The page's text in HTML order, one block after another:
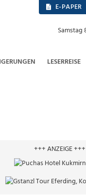
E-PAPER
Samstag
LESERREISE
+++ ANZEIGE +++